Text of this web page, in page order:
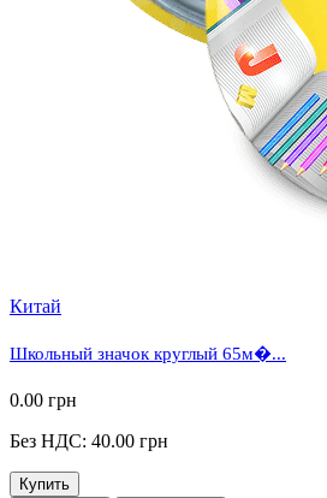
Китай
Школьный значок круглый 65м�...
0.00 грн
Без НДС: 40.00 грн
Купить